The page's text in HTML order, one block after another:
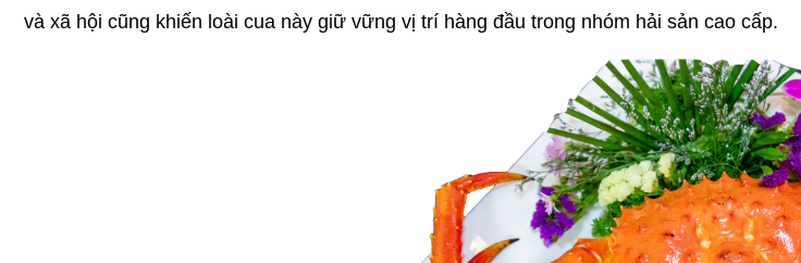
và xã hội cũng khiến loài cua này giữ vững vị trí hàng đầu trong nhóm hải sản cao cấp.